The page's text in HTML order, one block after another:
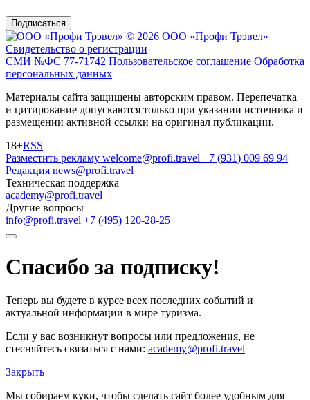
Подписаться
© 2026 ООО «Профи Трэвeл»
Свидетельство о регистрации
СМИ №ФС 77-71742 Пользовательское соглашение Обработка
персональных данных
Материалы сайта защищены авторским правом. Перепечатка
и цитирование допускаются только при указании источника и
размещении активной ссылки на оригинал публикации.
18+RSS
Разместить рекламу welcome@profi.travel +7 (931) 009 69 94
Редакция news@profi.travel
Техническая поддержка
academy@profi.travel
Другие вопросы
info@profi.travel +7 (495) 120-28-25
Спасибо за подписку!
Теперь вы будете в курсе всех последних событий и
актуальной информации в мире туризма.
Если у вас возникнут вопросы или предложения, не
стесняйтесь связаться с нами: academy@profi.travel
Закрыть
Мы собираем куки, чтобы сделать сайт более удобным для